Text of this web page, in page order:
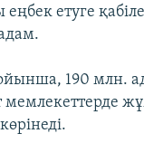
еңбек етуге
190 млн.
мемлекеттерде